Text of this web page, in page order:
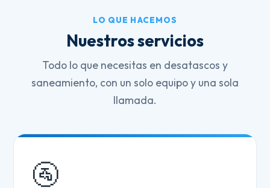
LO QUE HACEMOS
Nuestros servicios
Todo lo que necesitas en desatascos y
saneamiento, con un solo equipo y una sola
llamada.
🚰